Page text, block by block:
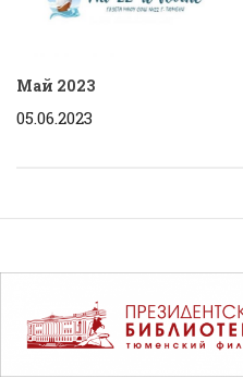
Май 2023
05.06.2023